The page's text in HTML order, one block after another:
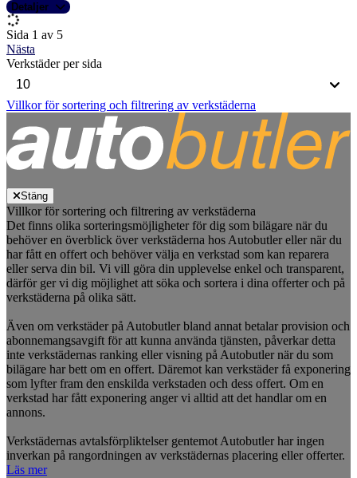
Detaljer
Sida 1 av 5
Nästa
Verkstäder per sida
Villkor för sortering och filtrering av verkstäderna
Stäng
Villkor för sortering och filtrering av verkstäderna
Det finns olika sorteringsmöjligheter för dig som bilägare när du
behöver en överblick över verkstäderna hos Autobutler eller när du
har fått en offert och behöver välja en verkstad som kan reparera
eller serva din bil. Vi vill göra din upplevelse enkel och transparent,
därför ger vi dig möjlighet att söka och sortera i dina offerter och på
verkstäderna på olika sätt.
Även om verkstäder på Autobutler bland annat betalar provision och
abonnemangsavgift för att kunna använda tjänsten, påverkar detta
inte verkstädernas ranking eller visning på Autobutler när du som
bilägare har bett om en offert. Däremot kan verkstäder få exponering
som lyfter fram den enskilda verkstaden och dess offert. Om en
verkstad har fått exponering anger vi alltid att det handlar om en
annons.
Verkstädernas avtalsförpliktelser gentemot Autobutler har ingen
inverkan på rangordningen av verkstädernas placering eller offerter.
Läs mer